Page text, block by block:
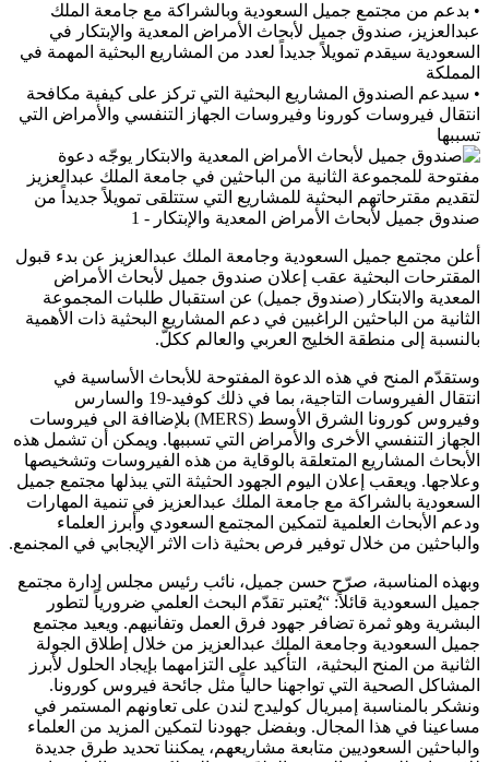
• بدعم من مجتمع جميل السعودية وبالشراكة مع جامعة الملك
عبدالعزيز، صندوق جميل لأبحاث الأمراض المعدية والإبتكار في
السعودية سيقدم تمويلاً جديداً لعدد من المشاريع البحثية المهمة في
المملكة
• سيدعم الصندوق المشاريع البحثية التي تركز على كيفية مكافحة
انتقال فيروسات كورونا وفيروسات الجهاز التنفسي والأمراض التي
تسببها
أعلن مجتمع جميل السعودية وجامعة الملك عبدالعزيز عن بدء قبول
المقترحات البحثية عقب إعلان صندوق جميل لأبحاث الأمراض
المعدية والابتكار (صندوق جميل) عن استقبال طلبات المجموعة
الثانية من الباحثين الراغبين في دعم المشاريع البحثية ذات الأهمية
بالنسبة إلى منطقة الخليج العربي والعالم ككلّ.
وستقدّم المنح في هذه الدعوة المفتوحة للأبحاث الأساسية في
انتقال الفيروسات التاجية، بما في ذلك كوفيد-19 والسارس
وفيروس كورونا الشرق الأوسط (MERS) بلإضاافة الى فيروسات
الجهاز التنفسي الأخرى والأمراض التي تسببها. ويمكن أن تشمل هذه
الأبحاث المشاريع المتعلقة بالوقاية من هذه الفيروسات وتشخيصها
وعلاجها. ويعقب إعلان اليوم الجهود الحثيثة التي يبذلها مجتمع جميل
السعودية بالشراكة مع جامعة الملك عبدالعزيز في تنمية المهارات
ودعم الأبحاث العلمية لتمكين المجتمع السعودي وأبرز العلماء
والباحثين من خلال توفير فرص بحثية ذات الاثر الإيجابي في المجنمع.
وبهذه المناسبة، صرّح حسن جميل، نائب رئيس مجلس إدارة مجتمع
جميل السعودية قائلاً: “يُعتبر تقدّم البحث العلمي ضرورياً لتطور
البشرية وهو ثمرة تضافر جهود فرق العمل وتفانيهم. ويعيد مجتمع
جميل السعودية وجامعة الملك عبدالعزيز من خلال إطلاق الجولة
الثانية من المنح البحثية، التأكيد على التزامهما بإيجاد الحلول لأبرز
المشاكل الصحية التي تواجهنا حالياً مثل جائحة فيروس كورونا.
ونشكر بالمناسبة إمبريال كوليدج لندن على تعاونهم المستمر في
مساعينا في هذا المجال. وبفضل جهودنا لتمكين المزيد من العلماء
والباحثين السعوديين متابعة مشاريعهم، يمكننا تحديد طرق جديدة